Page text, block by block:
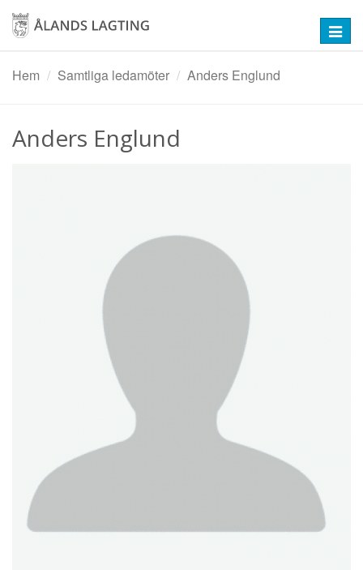
Hoppa
huvudinnehåll
Hem
Samtliga ledamöter Anders Englund
Anders Englund